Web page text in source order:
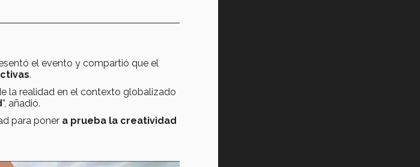
el evento y compartió que el
.
la realidad en el contexto globalizado
”, añadió.
para poner a prueba la creatividad